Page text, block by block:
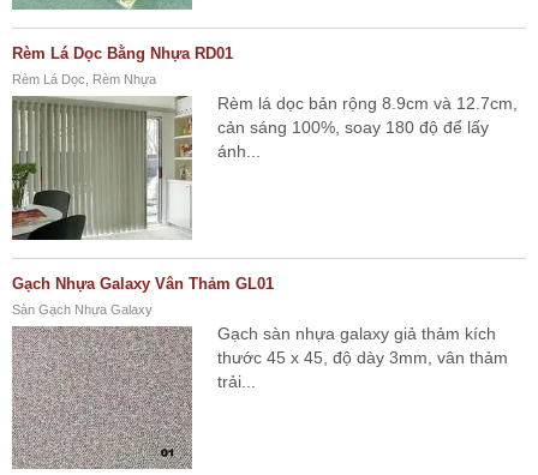
Rèm Lá Dọc Bằng Nhựa RD01
Rèm Lá Dọc, Rèm Nhựa
Rèm lá dọc bản rộng 8.9cm và 12.7cm,
cản sáng 100%, soay 180 độ để lấy
ánh...
Gạch Nhựa Galaxy Vân Thảm GL01
Sàn Gạch Nhựa Galaxy
Gạch sàn nhựa galaxy giả thảm kích
thước 45 x 45, độ dày 3mm, vân thảm
trải...